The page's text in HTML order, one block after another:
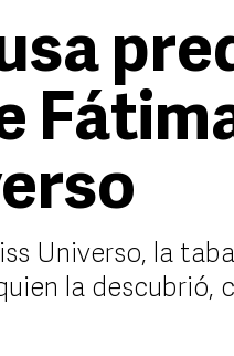
Universo, la
la descubrió,